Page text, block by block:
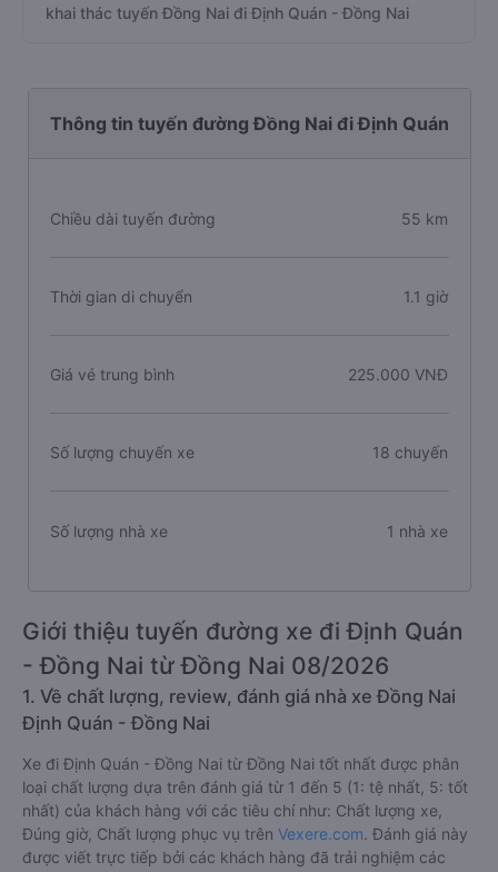
khai thác tuyến Đồng Nai đi Định Quán - Đồng Nai
Thông tin tuyến đường Đồng Nai đi Định Quán
Chiều dài tuyến đường 55 km
Thời gian di chuyển 1.1 giờ
Giá vé trung bình 225.000 VNĐ
Số lượng chuyến xe 18 chuyến
Số lượng nhà xe 1 nhà xe
Giới thiệu tuyến đường xe đi Định Quán
- Đồng Nai từ Đồng Nai 08/2026
1. Về chất lượng, review, đánh giá nhà xe Đồng Nai
Định Quán - Đồng Nai
Xe đi Định Quán - Đồng Nai từ Đồng Nai tốt nhất được phân
loại chất lượng dựa trên đánh giá từ 1 đến 5 (1: tệ nhất, 5: tốt
nhất) của khách hàng với các tiêu chí như: Chất lượng xe,
Đúng giờ, Chất lượng phục vụ trên Vexere.com. Đánh giá này
được viết trực tiếp bởi các khách hàng đã trải nghiệm các